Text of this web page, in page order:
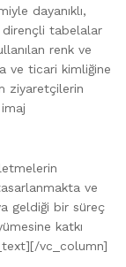
dayanıklı,
dirençli tabelalar
renk ve
ve ticari kimliğine
ziyaretçilerin
ve
geldiği bir süreç
katkı
vc_column]